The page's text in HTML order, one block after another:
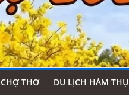
CHỢ THƠ DU LỊCH HÀM THỤ